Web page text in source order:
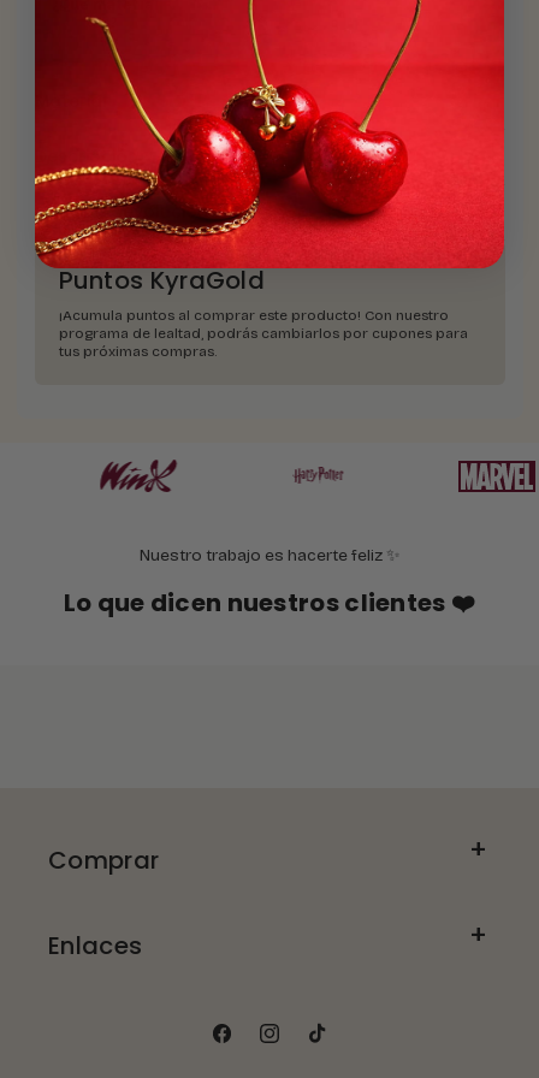
es?
Envíos y devoluciones
Puntos KyraGold
¡Acumula puntos al comprar este producto! Con nuestro
programa de lealtad, podrás cambiarlos por cupones para
tus próximas compras.
Nuestro trabajo es hacerte feliz ✨
Lo que dicen nuestros clientes ❤️
Comprar
Enlaces
FacebookInstagramTikTok